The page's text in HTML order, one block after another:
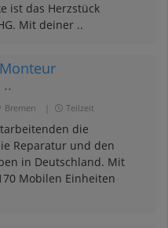
ist das Herzstück
Mit deiner ..
Bremen Teilzeit
die
Reparatur und den
in Deutschland. Mit
Mobilen Einheiten